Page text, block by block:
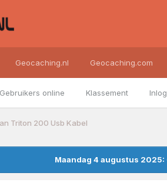
Gebruikers online Klassement
Geocaching.nl Geocaching.com
Triton 200 Usb Kabel
Maandag 4 augustus 2025: